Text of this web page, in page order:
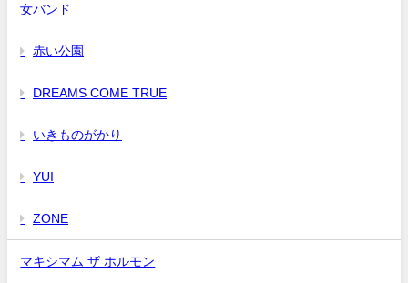
女バンド
赤い公園
DREAMS COME TRUE
いきものがかり
YUI
ZONE
マキシマム ザ ホルモン